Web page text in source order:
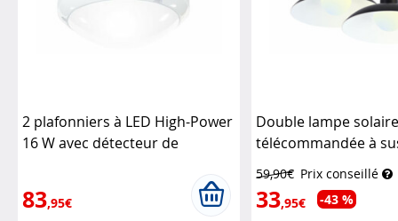
2 plafonniers à LED High-Power
16 W avec détecteur de
83,95€
Double lampe
télécommandée à
LED blanc chaud /
Lunartec
59,90€ Prix conseillé
33,95€ -43 %